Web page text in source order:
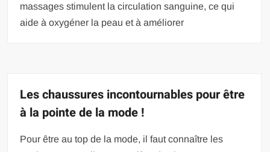
massages stimulent la circulation sanguine, ce qui
aide à oxygéner la peau et à améliorer
Les chaussures incontournables pour être
à la pointe de la mode !
Pour être au top de la mode, il faut connaître les